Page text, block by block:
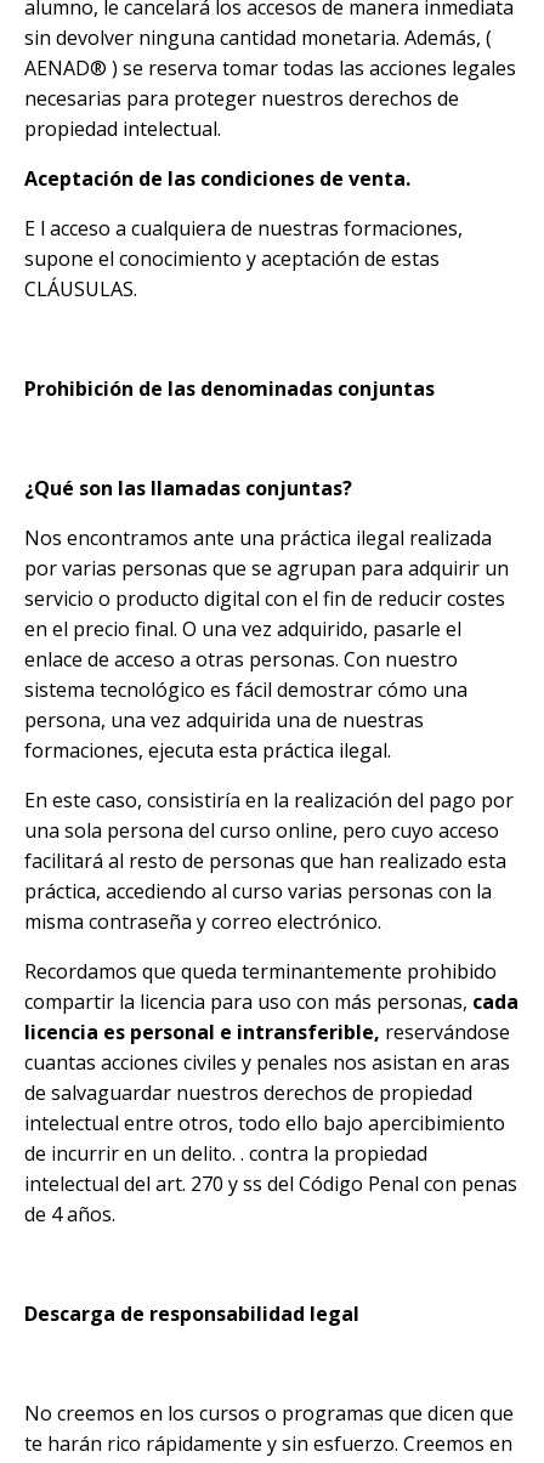
alumno, le cancelará los accesos de manera inmediata
sin devolver ninguna cantidad monetaria. Además, (
AENAD® ) se reserva tomar todas las acciones legales
necesarias para proteger nuestros derechos de
propiedad intelectual.
Aceptación de las condiciones de venta.
E l acceso a cualquiera de nuestras formaciones,
supone el conocimiento y aceptación de estas
CLÁUSULAS.
Prohibición de las denominadas conjuntas
¿Qué son las llamadas conjuntas?
Nos encontramos ante una práctica ilegal realizada
por varias personas que se agrupan para adquirir un
servicio o producto digital con el fin de reducir costes
en el precio final. O una vez adquirido, pasarle el
enlace de acceso a otras personas. Con nuestro
sistema tecnológico es fácil demostrar cómo una
persona, una vez adquirida una de nuestras
formaciones, ejecuta esta práctica ilegal.
En este caso, consistiría en la realización del pago por
una sola persona del curso online, pero cuyo acceso
facilitará al resto de personas que han realizado esta
práctica, accediendo al curso varias personas con la
misma contraseña y correo electrónico.
Recordamos que queda terminantemente prohibido
compartir la licencia para uso con más personas, cada
licencia es personal e intransferible, reservándose
cuantas acciones civiles y penales nos asistan en aras
de salvaguardar nuestros derechos de propiedad
intelectual entre otros, todo ello bajo apercibimiento
de incurrir en un delito. . contra la propiedad
intelectual del art. 270 y ss del Código Penal con penas
de 4 años.
Descarga de responsabilidad legal
No creemos en los cursos o programas que dicen que
te harán rico rápidamente y sin esfuerzo. Creemos en